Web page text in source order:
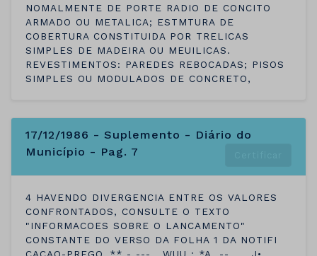
NOMALMENTE DE PORTE RADIO DE CONCITO
ARMADO OU METALICA; ESTMTURA DE
COBERTURA CONSTITUIDA POR TRELICAS
SIMPLES DE MADEIRA OU MEUILICAS.
REVESTIMENTOS: PAREDES REBOCADAS; PISOS
SIMPLES OU MODULADOS DE CONCRETO,
17/12/1986 - Suplemento - Diário do
Município - Pag. 7
4 HAVENDO DIVERGENCIA ENTRE OS VALORES
CONFRONTADOS, CONSULTE O TEXTO
"INFORMACOES SOBRE O LANCAMENTO"
CONSTANTE DO VERSO DA FOLHA 1 DA NOTIFI
CACAO-PREGO ,** - --- . WUU : *A. --____J•